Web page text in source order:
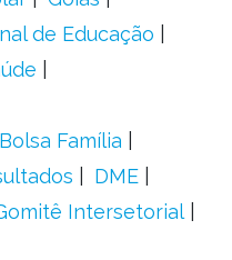
de Educação
Bolsa Família
DME
Intersetorial